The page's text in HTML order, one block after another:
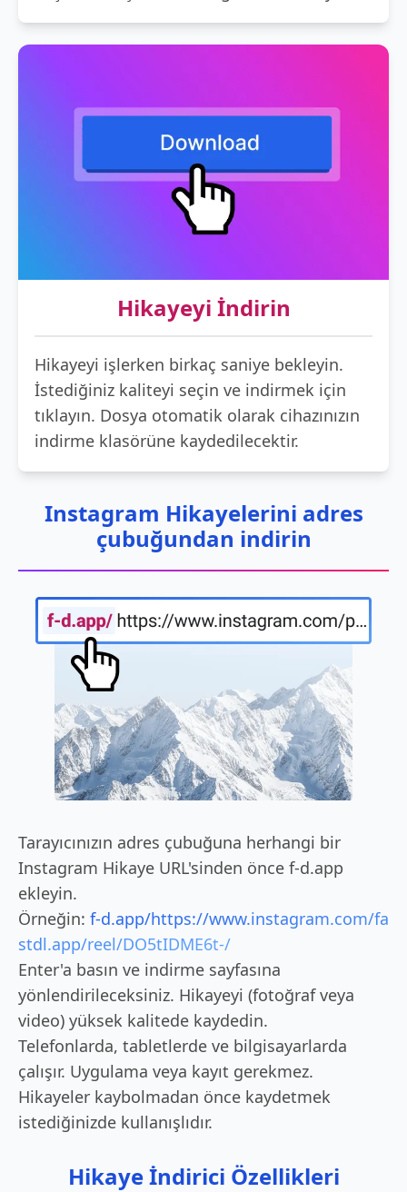
Hikayeyi İndirin
Hikayeyi işlerken birkaç saniye bekleyin.
İstediğiniz kaliteyi seçin ve indirmek için
tıklayın. Dosya otomatik olarak cihazınızın
indirme klasörüne kaydedilecektir.
Instagram Hikayelerini adres
çubuğundan indirin
Tarayıcınızın adres çubuğuna herhangi bir
Instagram Hikaye URL'sinden önce f-d.app
ekleyin.
Örneğin: f-d.app/https://www.instagram.com/fa
stdl.app/reel/DO5tIDME6t-/
Enter'a basın ve indirme sayfasına
yönlendirileceksiniz. Hikayeyi (fotoğraf veya
video) yüksek kalitede kaydedin.
Telefonlarda, tabletlerde ve bilgisayarlarda
çalışır. Uygulama veya kayıt gerekmez.
Hikayeler kaybolmadan önce kaydetmek
istediğinizde kullanışlıdır.
Hikaye İndirici Özellikleri